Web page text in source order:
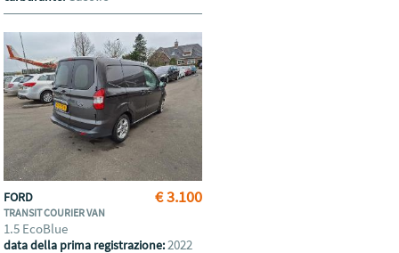
€ 3.100
FORD
TRANSIT COURIER VAN
1.5 EcoBlue
data della prima registrazione:2022